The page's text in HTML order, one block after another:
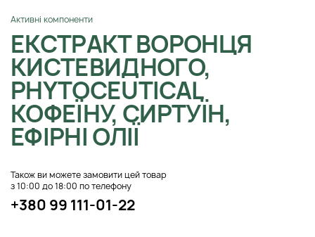
Активні компоненти
ЕКСТРАКТ ВОРОНЦЯ
КИСТЕВИДНОГО,
PHYTOCEUTICAL
КОФЕЇНУ, СИРТУЇН,
ЕФІРНІ ОЛІЇ
Також ви можете замовити цей товар
з 10:00 до 18:00 по телефону
+380 99 111-01-22